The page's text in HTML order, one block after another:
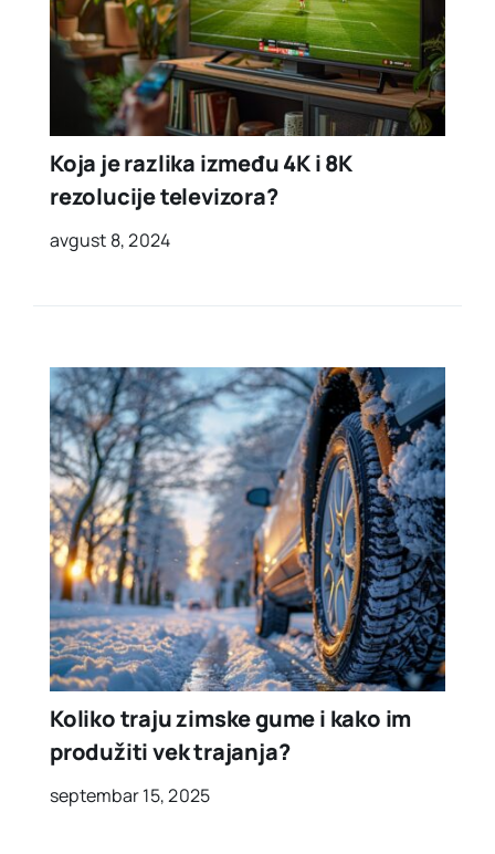
Koja je razlika između 4K i 8K
rezolucije televizora?
avgust 8, 2024
Koliko traju zimske gume i kako im
produžiti vek trajanja?
septembar 15, 2025